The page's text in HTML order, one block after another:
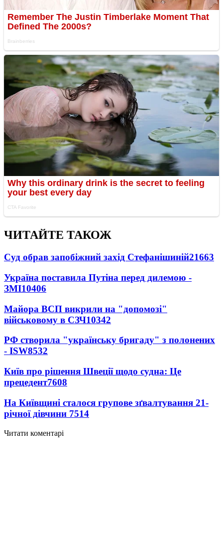
ЧИТАЙТЕ ТАКОЖ
Суд обрав запобіжний захід Стефанішиній21663
Україна поставила Путіна перед дилемою -
ЗМІ10406
Майора ВСП викрили на "допомозі"
військовому в СЗЧ10342
РФ створила "українську бригаду" з полонених
- ISW8532
Київ про рішення Швеції щодо судна: Це
прецедент7608
На Київщині сталося групове зґвалтування 21-
річної дівчини 7514
Читати коментарі